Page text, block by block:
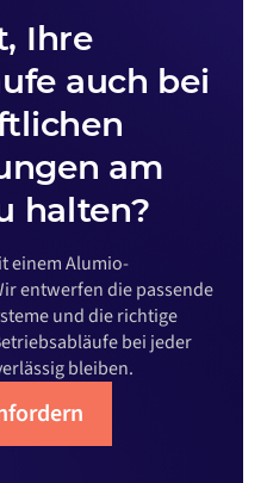
Ihre
auch bei
am
halten?
einem Alumio-
entwerfen die passende
und die richtige
bei jeder
bleiben.